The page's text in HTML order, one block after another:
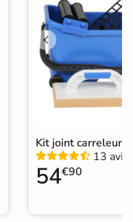
Ancien carrelageKit joint carreleur
13 avis
54€90